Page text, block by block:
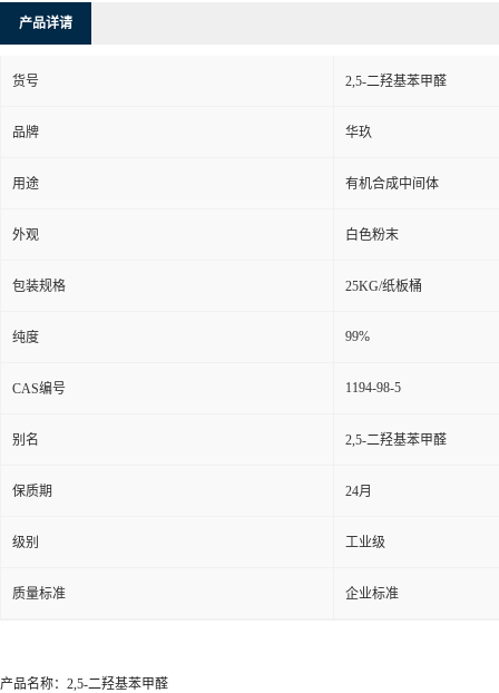
产品详请
货号 2,5-二羟基苯甲醛
品牌 华玖
用途 有机合成中间体
外观 白色粉末
包装规格 25KG/纸板桶
纯度 99%
CAS编号 1194-98-5
别名 2,5-二羟基苯甲醛
保质期 24月
级别 工业级
质量标准 企业标准
产品名称：2,5-二羟基苯甲醛